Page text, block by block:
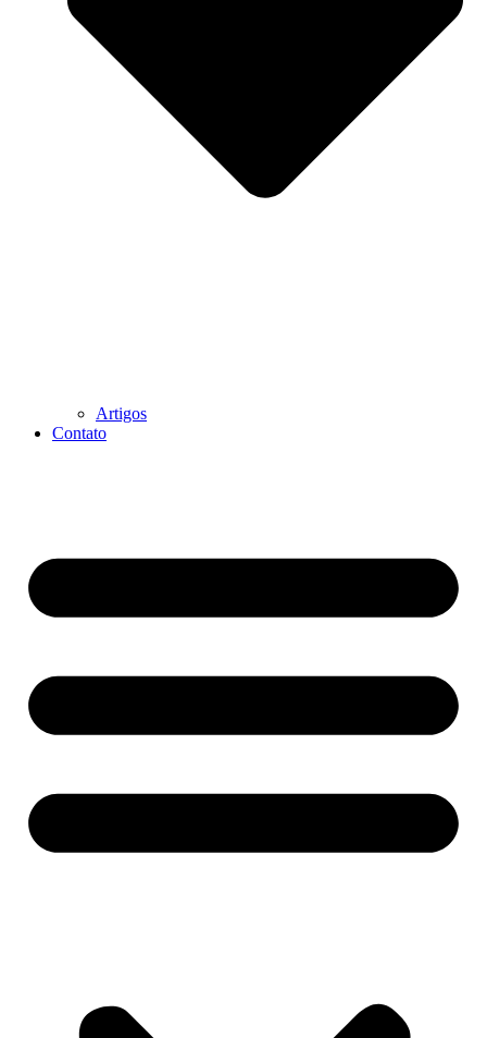
Artigos
Contato